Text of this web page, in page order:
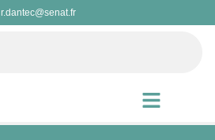
r.dantec@senat.fr